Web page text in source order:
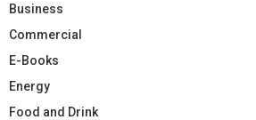
Business
Commercial
E-Books
Energy
Food and Drink